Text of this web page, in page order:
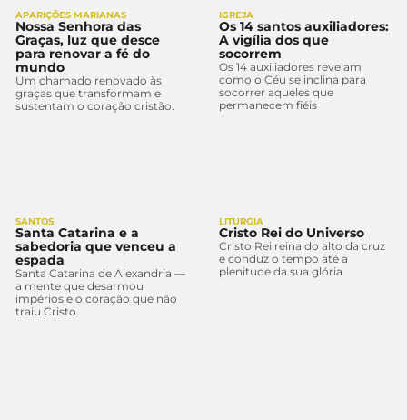
APARIÇÕES MARIANAS
Nossa Senhora das
Graças, luz que desce
para renovar a fé do
mundo
Um chamado renovado às
graças que transformam e
sustentam o coração cristão.
IGREJA
Os 14 santos auxiliadores:
A vigília dos que
socorrem
Os 14 auxiliadores revelam
como o Céu se inclina para
socorrer aqueles que
permanecem fiéis
SANTOS
Santa Catarina e a
sabedoria que venceu a
espada
Santa Catarina de Alexandria —
a mente que desarmou
impérios e o coração que não
traiu Cristo
LITURGIA
Cristo Rei do Universo
Cristo Rei reina do alto da cruz
e conduz o tempo até a
plenitude da sua glória